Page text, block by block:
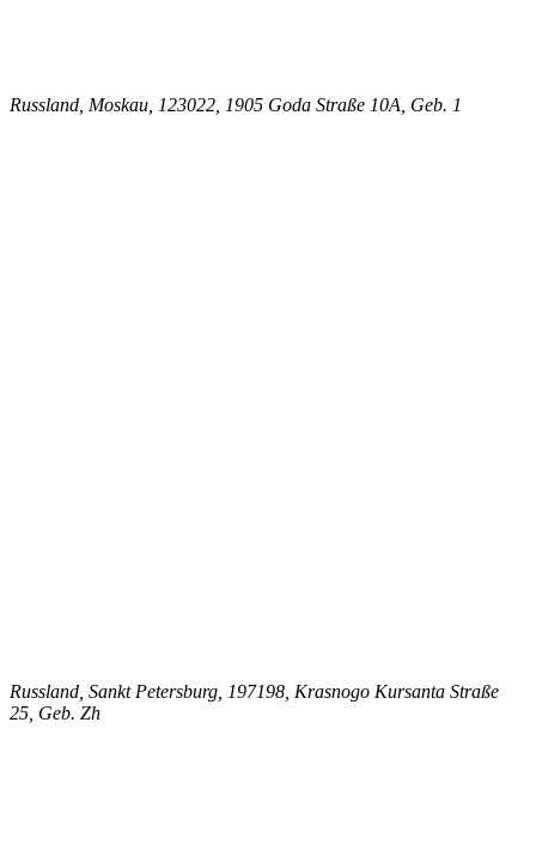
Russland, Moskau, 123022, 1905 Goda Straße 10A, Geb. 1
Russland, Sankt Petersburg, 197198, Krasnogo Kursanta Straße
25, Geb. Zh